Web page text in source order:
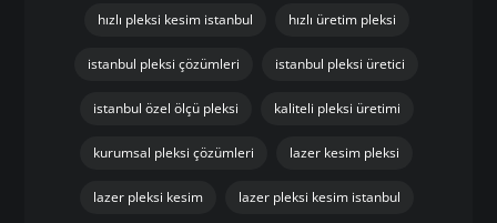
hızlı pleksi kesim istanbul hızlı üretim pleksi
istanbul pleksi çözümleri istanbul pleksi üretici
istanbul özel ölçü pleksi kaliteli pleksi üretimi
kurumsal pleksi çözümleri lazer kesim pleksi
lazer pleksi kesim lazer pleksi kesim istanbul